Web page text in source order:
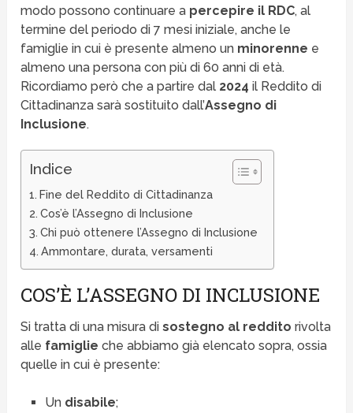
modo possono continuare a percepire il RDC, al
termine del periodo di 7 mesi iniziale, anche le
famiglie in cui è presente almeno un minorenne e
almeno una persona con più di 60 anni di età.
Ricordiamo però che a partire dal 2024 il Reddito di
Cittadinanza sarà sostituito dall’Assegno di
Inclusione.
Indice
Fine del Reddito di Cittadinanza
Cos’è l’Assegno di Inclusione
Chi può ottenere l’Assegno di Inclusione
Ammontare, durata, versamenti
COS’È L’ASSEGNO DI INCLUSIONE
Si tratta di una misura disostegno al reddito rivolta
alle famiglie che abbiamo già elencato sopra, ossia
quelle in cui è presente:
Un disabile;